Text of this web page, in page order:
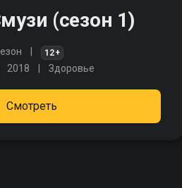
(сезон 1)
12+
2018 Здоровье
Смотреть